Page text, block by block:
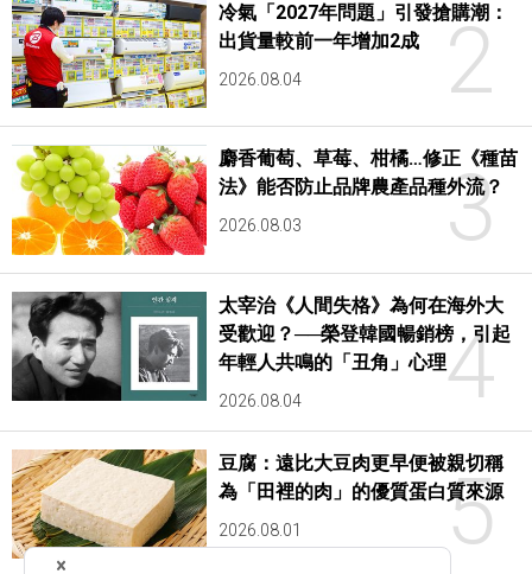
2
冷氣「2027年問題」引發搶購潮：
出貨量較前一年增加2成
2026.08.04
3
麝香葡萄、草莓、柑橘…修正《種苗
法》能否防止品牌農產品種外流？
2026.08.03
4
太宰治《人間失格》為何在海外大
受歡迎？──榮登韓國暢銷榜，引起
年輕人共鳴的「丑角」心理
2026.08.04
5
豆腐：遠比大豆肉更早便被親切稱
為「田裡的肉」的優質蛋白質來源
2026.08.01